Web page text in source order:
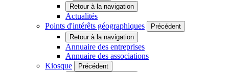
Retour à la navigation
Actualités
Points d'intérêts géographiques
Précédent
Retour à la navigation
Annuaire des entreprises
Annuaire des associations
Kiosque
Précédent